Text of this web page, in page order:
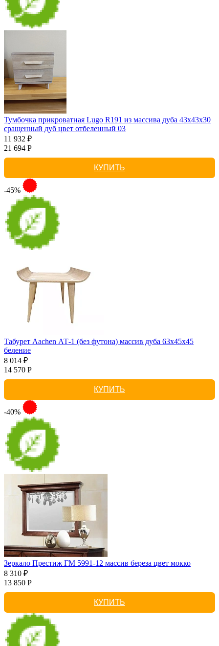
Тумбочка прикроватная Lugo R191 из массива дуба 43х43х30
сращенный дуб цвет отбеленный 03
11 932 ₽
21 694 Р
КУПИТЬ
-45%
Табурет Aachen АТ-1 (без футона) массив дуба 63х45х45
беление
8 014 ₽
14 570 Р
КУПИТЬ
-40%
Зеркало Престиж ГМ 5991-12 массив береза цвет мокко
8 310 ₽
13 850 Р
КУПИТЬ